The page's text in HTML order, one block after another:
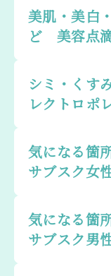
美肌・美白
ど 美容点
シミ・くす
レクトロポ
気になる箇
サブスク女
気になる箇
サブスク男